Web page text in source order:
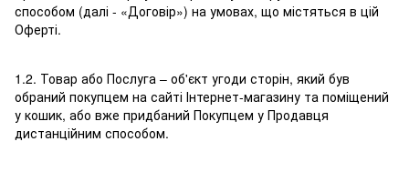
способом (далі - «Договір») на умовах, що містяться в цій
Оферті.
1.2. Товар або Послуга – об'єкт угоди сторін, який був
обраний покупцем на сайті Інтернет-магазину та поміщений
у кошик, або вже придбаний Покупцем у Продавця
дистанційним способом.